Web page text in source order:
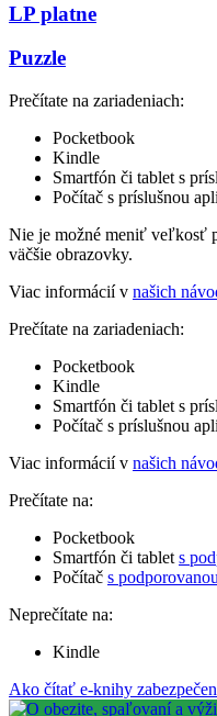
LP platne
Puzzle
Prečítate na zariadeniach:
Pocketbook
Kindle
Smartfón či tablet s
Počítač s príslušnou
Nie je možné meniť veľkosť
väčšie obrazovky.
Viac informácií v našich
Prečítate na zariadeniach:
Pocketbook
Kindle
Smartfón či tablet s
Počítač s príslušnou
Viac informácií v našich
Prečítate na:
Pocketbook
Smartfón či tablet s
Počítač s
Neprečítate na:
Kindle
Ako čítať e-knihy